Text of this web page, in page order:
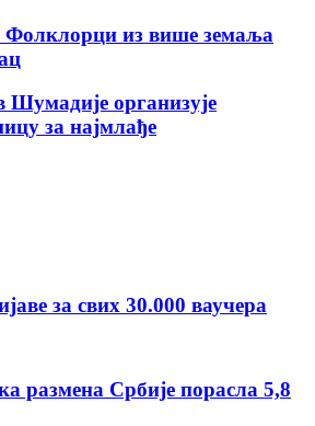
из више земаља
Шумадије организује
за најмлађе
за свих 30.000 ваучера
размена Србије порасла 5,8